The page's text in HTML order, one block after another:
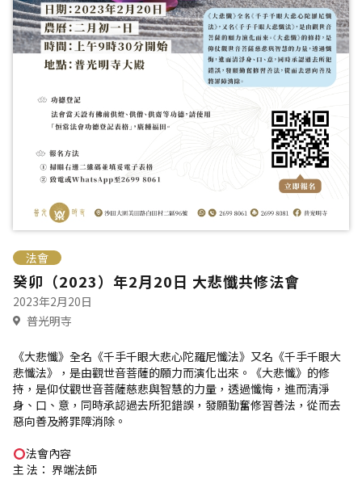
法會
癸卯（2023）年2月20日 大悲懺共修法會
2023年2月20日
普光明寺
《大悲懺》全名《千手千眼大悲心陀羅尼懺法》又名《千手千眼大
悲懺法》，是由觀世音菩薩的願力而演化出來。《大悲懺》的修
持，是仰仗觀世音菩薩慈悲與智慧的力量，透過懺悔，進而清淨
身、口、意，同時承認過去所犯錯誤，發願勤奮修習善法，從而去
惡向善及將罪障消除。
法會內容
主 法： 界端法師